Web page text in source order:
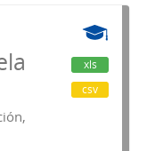
xls
csv